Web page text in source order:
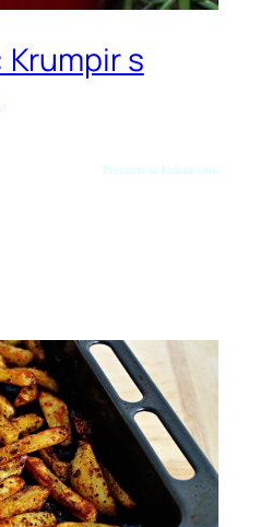
s
Preuzeto sa kuhari.com